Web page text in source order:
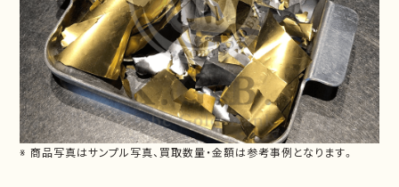
※ 商品写真はサンプル写真、買取数量・金額は参考事例となります。